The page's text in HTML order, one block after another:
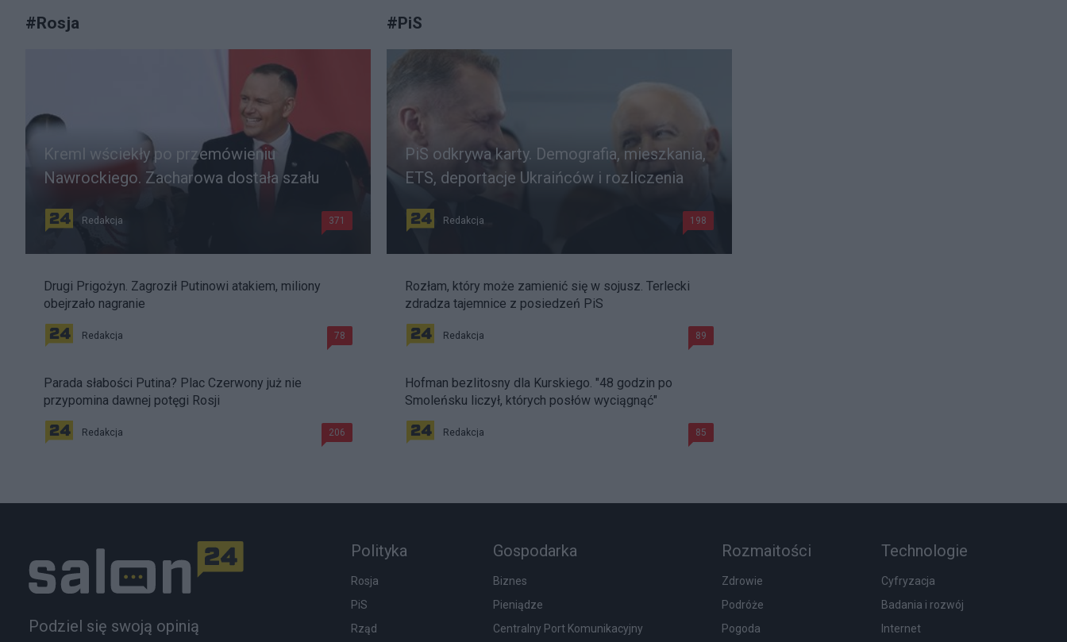
#Rosja
Kreml wściekły po przemówieniu
Nawrockiego. Zacharowa dostała szału
Redakcja 371
Drugi Prigożyn. Zagroził Putinowi atakiem, miliony
obejrzało nagranie
Redakcja 78
Parada słabości Putina? Plac Czerwony już nie
przypomina dawnej potęgi Rosji
Redakcja 206
#PiS
PiS odkrywa karty. Demografia, mieszkania,
ETS, deportacje Ukraińców i rozliczenia
Redakcja 198
Rozłam, który może zamienić się w sojusz. Terlecki
zdradza tajemnice z posiedzeń PiS
Redakcja 89
Hofman bezlitosny dla Kurskiego. "48 godzin po
Smoleńsku liczył, których posłów wyciągnąć"
Redakcja 85
Podziel się swoją opinią
Polityka
Rosja
PiS
Rząd
Gospodarka
Biznes
Pieniądze
Centralny Port Komunikacyjny
Rozmaitości
Zdrowie
Podróże
Pogoda
Technologie
Cyfryzacja
Badania i rozwój
Internet